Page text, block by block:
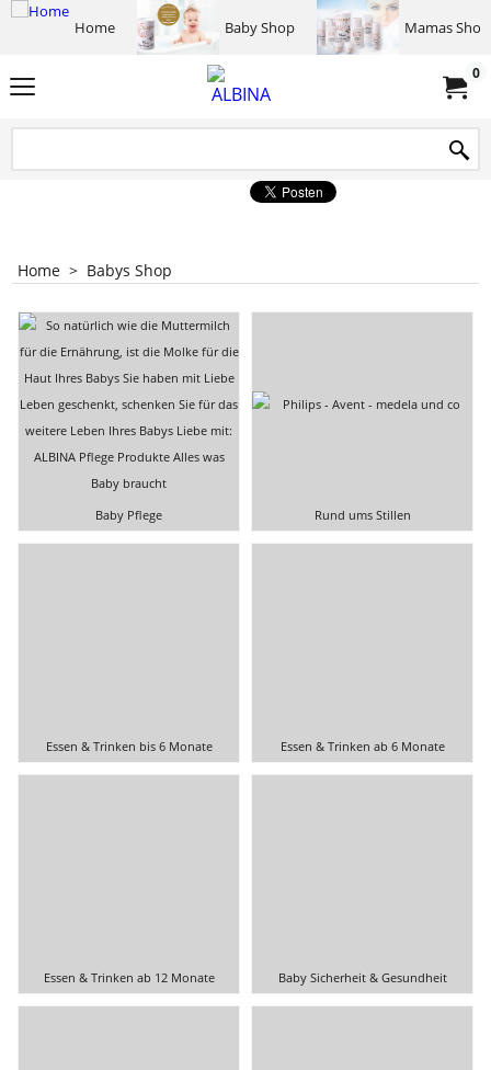
Home Baby Shop Mamas Shop
0
Home > Babys Shop
Baby Pflege Rund ums Stillen
Essen & Trinken bis 6 Monate Essen & Trinken ab 6 Monate
Essen & Trinken ab 12 Monate Baby Sicherheit & Gesundheit